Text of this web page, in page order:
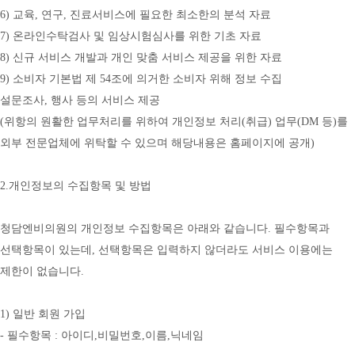
6) 교육, 연구, 진료서비스에 필요한 최소한의 분석 자료
7) 온라인수탁검사 및 임상시험심사를 위한 기초 자료
8) 신규 서비스 개발과 개인 맞춤 서비스 제공을 위한 자료
9) 소비자 기본법 제 54조에 의거한 소비자 위해 정보 수집
설문조사, 행사 등의 서비스 제공
(위항의 원활한 업무처리를 위하여 개인정보 처리(취급) 업무(DM 등)를
외부 전문업체에 위탁할 수 있으며 해당내용은 홈페이지에 공개)
2.개인정보의 수집항목 및 방법
청담엔비의원의 개인정보 수집항목은 아래와 같습니다. 필수항목과
선택항목이 있는데, 선택항목은 입력하지 않더라도 서비스 이용에는
제한이 없습니다.
1) 일반 회원 가입
- 필수항목 : 아이디,비밀번호,이름,닉네임